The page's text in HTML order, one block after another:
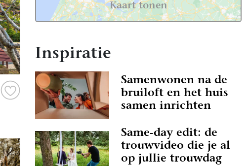
Kaart tonen
Inspiratie
Samenwonen na de
bruiloft en het huis
samen inrichten
Same-day edit: de
trouwvideo die je al
op jullie trouwdag